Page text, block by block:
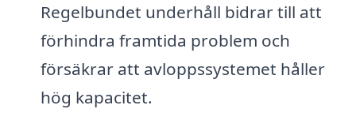
Regelbundet underhåll bidrar till att
förhindra framtida problem och
försäkrar att avloppssystemet håller
hög kapacitet.